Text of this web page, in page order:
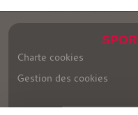
Charte cookies
Gestion des cookies